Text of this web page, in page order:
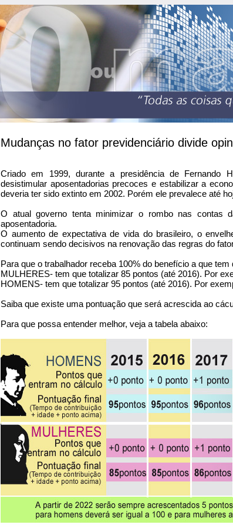
Mudanças no fator previdenciário divide
Criado em 1999, durante a presidência de Fernando
desistimular aposentadorias precoces e estabilizar a
deveria ter sido extinto em 2002. Porém ele prevalece até
O atual governo tenta minimizar o rombo nas contas
aposentadoria.
O aumento de expectativa de vida do brasileiro, o
continuam sendo decisivos na renovação das regras do
Para que o trabalhador receba 100% do benefício a que
MULHERES- tem que totalizar 85 pontos (até 2016). Por
HOMENS- tem que totalizar 95 pontos (até 2016). Por
Saiba que existe uma pontuação que será acrescida ao
Para que possa entender melhor, veja a tabela abaixo: